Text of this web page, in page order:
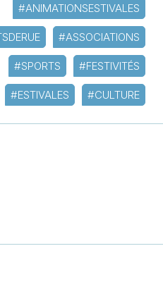
#ANIMATIONSESTIVALES
#ASSOCIATIONS
#SPORTS #FESTIVITÉS
#ESTIVALES #CULTURE